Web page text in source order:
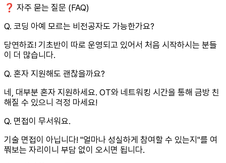
❓ 자주 묻는 질문 (FAQ)
Q. 코딩 아예 모르는 비전공자도 가능한가요?
당연하죠! 기초반이 따로 운영되고 있어서 처음 시작하시는 분들
이 더 많습니다.
Q. 혼자 지원해도 괜찮을까요?
네, 대부분 혼자 지원하세요. OT와 네트워킹 시간을 통해 금방 친
해질 수 있으니 걱정 마세요!
Q. 면접이 무서워요.
기술 면접이 아닙니다! "얼마나 성실하게 참여할 수 있는지"를 여
쭤보는 자리이니 부담 없이 오시면 됩니다.